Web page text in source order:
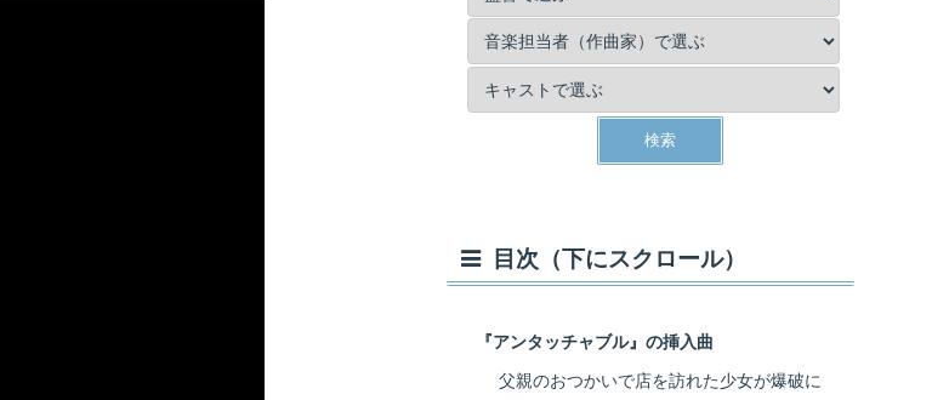
目次（下にスクロール）
『アンタッチャブル』の挿入曲
父親のおつかいで店を訪れた少女が爆破に